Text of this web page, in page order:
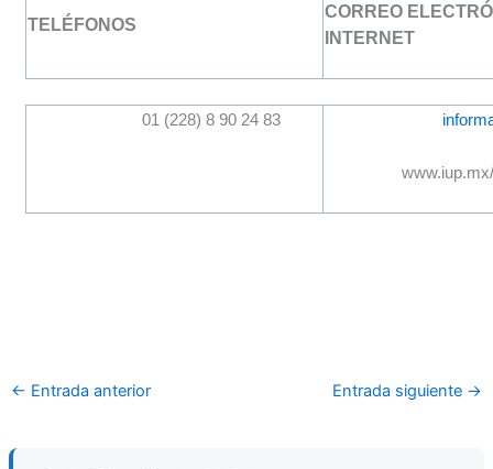
TELÉFONOS
CORREO
INTERNET
01 (228) 8 90 24 83
← Entrada anterior Entrada siguiente →